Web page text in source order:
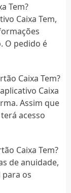
Tem?
Caixa Tem,
O pedido é
Caixa Tem?
Caixa
Assim que
acesso
Caixa Tem?
de anuidade,
para os